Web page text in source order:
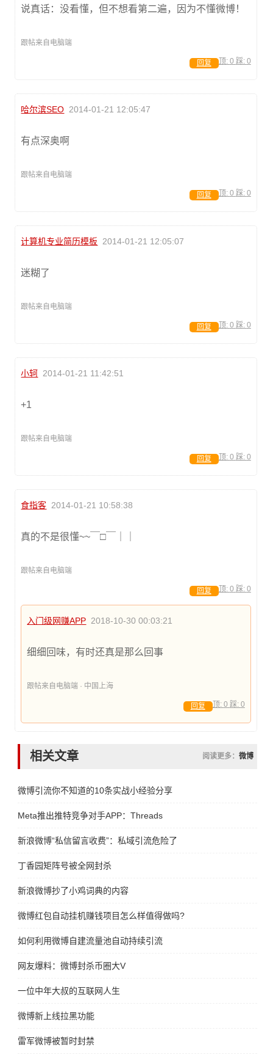
说真话：没看懂，但不想看第二遍，因为不懂微博！
跟帖来自电脑端
顶: 0 踩: 0
回复
哈尔滨SEO 2014-01-21 12:05:47
有点深奥啊
跟帖来自电脑端
顶: 0 踩: 0
回复
计算机专业简历模板 2014-01-21 12:05:07
迷糊了
跟帖来自电脑端
顶: 0 踩: 0
回复
小轲 2014-01-21 11:42:51
+1
跟帖来自电脑端
顶: 0 踩: 0
回复
食指客 2014-01-21 10:58:38
真的不是很懂~~￣□￣｜｜
跟帖来自电脑端
顶: 0 踩: 0
回复
入门级网赚APP 2018-10-30 00:03:21
细细回味，有时还真是那么回事
跟帖来自电脑端 · 中国上海
顶: 0 踩: 0
回复
相关文章 阅读更多： 微博
微博引流你不知道的10条实战小经验分享
Meta推出推特竞争对手APP：Threads
新浪微博“私信留言收费”：私域引流危险了
丁香园矩阵号被全网封杀
新浪微博抄了小鸡词典的内容
微博红包自动挂机赚钱项目怎么样值得做吗?
如何利用微博自建流量池自动持续引流
网友爆料：微博封杀币圈大V
一位中年大叔的互联网人生
微博新上线拉黑功能
雷军微博被暂时封禁